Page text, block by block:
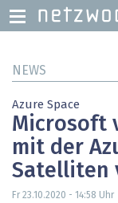
zumNEWS
Azure Space
Microsoft
mit der
Satelliten
Fr 23.10.2020 - 14:58 Uhr